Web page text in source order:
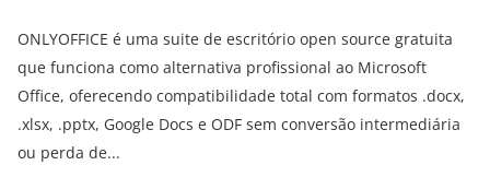
ONLYOFFICE é uma suite de escritório open source gratuita
que funciona como alternativa profissional ao Microsoft
Office, oferecendo compatibilidade total com formatos .docx,
.xlsx, .pptx, Google Docs e ODF sem conversão intermediária
ou perda de...